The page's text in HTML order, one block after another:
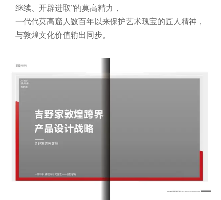
继续、开辟进取”的莫高精力，
一代代莫高窟人数百年以来保护艺术瑰宝的匠人精神，
与敦煌文化价值输出同步。